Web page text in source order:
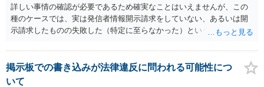
詳しい事情の確認が必要であるため確実なことはいえませんが、この
種のケースでは、実は発信者情報開示請求をしていない、あるいは開
示請求したものの失敗した（特定に至らなかった）という事案が比較
な投稿をする場合にはなおさら）。
掲示板での書き込みが法律違反に問われる可能性につ
いて